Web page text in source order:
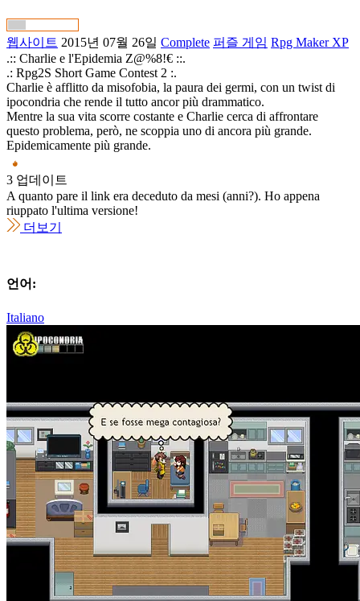
웹사이트 2015년 07월 26일 Complete 퍼즐 게임 Rpg Maker XP
.:: Charlie e l'Epidemia Z@%8!€ ::.
.: Rpg2S Short Game Contest 2 :.
Charlie è afflitto da misofobia, la paura dei germi, con un twist di
ipocondria che rende il tutto ancor più drammatico.
Mentre la sua vita scorre costante e Charlie cerca di affrontare
questo problema, però, ne scoppia uno di ancora più grande.
Epidemicamente più grande.
3 업데이트
A quanto pare il link era deceduto da mesi (anni?). Ho appena
riuppato l'ultima versione!
더보기
언어:
Italiano